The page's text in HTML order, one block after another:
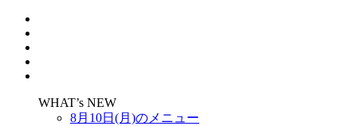
WHAT’s NEW
8月10日(月)のメニュー